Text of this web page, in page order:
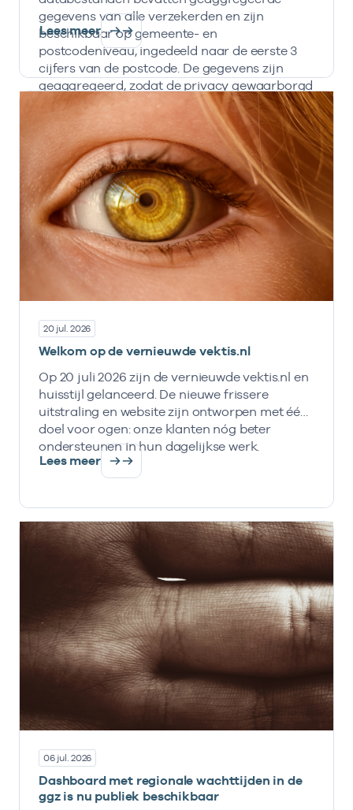
gegevens van alle verzekerden en zijn
beschikbaar op gemeente- en
postcodeniveau, ingedeeld naar de eerste 3
cijfers van de postcode. De gegevens zijn
geaggregeerd, zodat de privacy gewaarborgd
is en informatie nooit herleidbaar is naar
individuele personen, zorgverzekeraars en
zorginstellingen.
Lees meer
20 jul. 2026
Welkom op de vernieuwde vektis.nl
Op 20 juli 2026 zijn de vernieuwde vektis.nl en
huisstijl gelanceerd. De nieuwe frissere
uitstraling en website zijn ontworpen met één
doel voor ogen: onze klanten nóg beter
ondersteunen in hun dagelijkse werk.
Lees meer
06 jul. 2026
Dashboard met regionale wachttijden in de
ggz is nu publiek beschikbaar